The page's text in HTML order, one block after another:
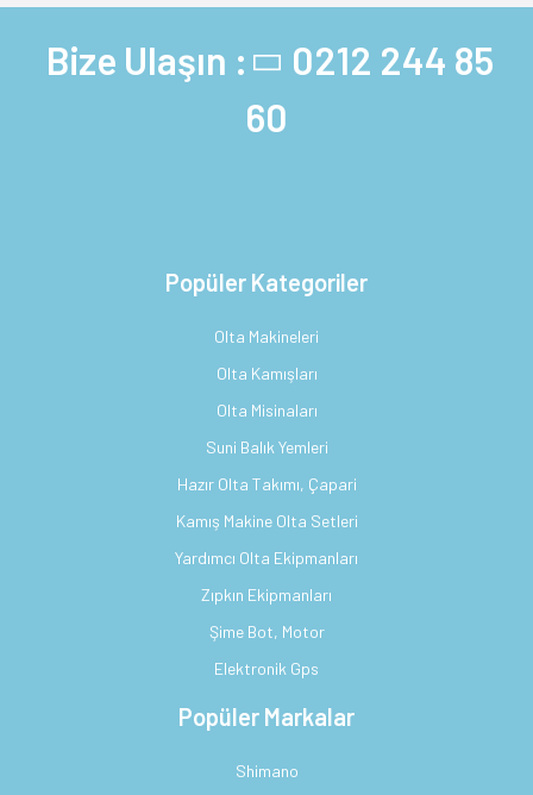
Bize Ulaşın : 0212 244 85
60
Popüler Kategoriler
Olta Makineleri
Olta Kamışları
Olta Misinaları
Suni Balık Yemleri
Hazır Olta Takımı, Çapari
Kamış Makine Olta Setleri
Yardımcı Olta Ekipmanları
Zıpkın Ekipmanları
Şime Bot, Motor
Elektronik Gps
Popüler Markalar
Shimano